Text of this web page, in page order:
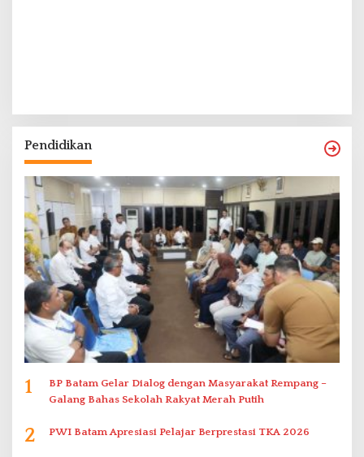
Pendidikan
1
BP Batam Gelar Dialog dengan Masyarakat Rempang –
Galang Bahas Sekolah Rakyat Merah Putih
2 PWI Batam Apresiasi Pelajar Berprestasi TKA 2026